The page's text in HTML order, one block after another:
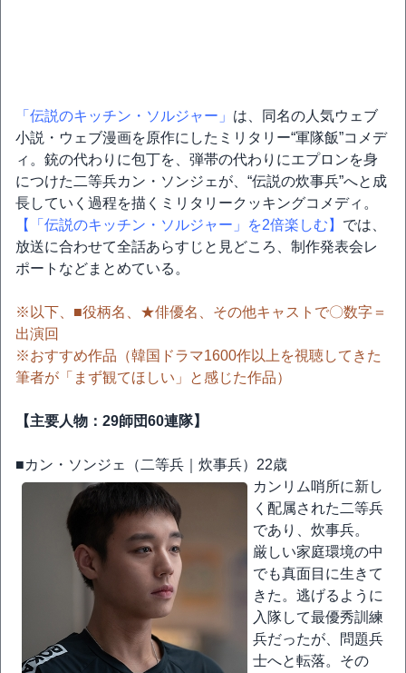
「伝説のキッチン・ソルジャー」 は、同名の人気ウェブ
小説・ウェブ漫画を原作にしたミリタリー“軍隊飯”コメデ
ィ。銃の代わりに包丁を、弾帯の代わりにエプロンを身
につけた二等兵カン・ソンジェが、“伝説の炊事兵”へと成
長していく過程を描くミリタリークッキングコメディ。
【「伝説のキッチン・ソルジャー」を2倍楽しむ】 では、
放送に合わせて全話あらすじと見どころ、制作発表会レ
ポートなどまとめている。
※以下、■役柄名、★俳優名、その他キャストで〇数字＝
出演回
※おすすめ作品（韓国ドラマ1600作以上を視聴してきた
筆者が「まず観てほしい」と感じた作品）
【主要人物：29師団60連隊】
■カン・ソンジェ（二等兵｜炊事兵）22歳
カンリム哨所に新し
く配属された二等兵
であり、炊事兵。
厳しい家庭環境の中
でも真面目に生きて
きた。逃げるように
入隊して最優秀訓練
兵だったが、問題兵
士へと転落。その